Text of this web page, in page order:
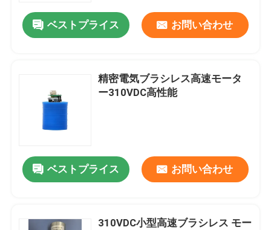
ベストプライス お問い合わせ
精密電気ブラシレス高速モータ
ー310VDC高性能
ベストプライス お問い合わせ
310VDC小型高速ブラシレス モー